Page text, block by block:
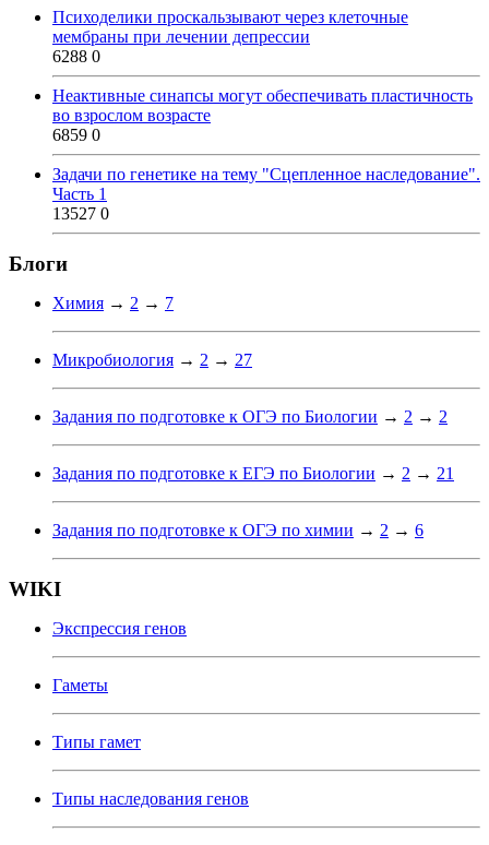
Психоделики проскальзывают через клеточные
мембраны при лечении депрессии
6288 0
Неактивные синапсы могут обеспечивать пластичность
во взрослом возрасте
6859 0
Задачи по генетике на тему "Сцепленное наследование".
Часть 1
13527 0
Блоги
Химия → 2 → 7
Микробиология → 2 → 27
Задания по подготовке к ОГЭ по Биологии → 2 → 2
Задания по подготовке к ЕГЭ по Биологии → 2 → 21
Задания по подготовке к ОГЭ по химии → 2 → 6
WIKI
Экспрессия генов
Гаметы
Типы гамет
Типы наследования генов